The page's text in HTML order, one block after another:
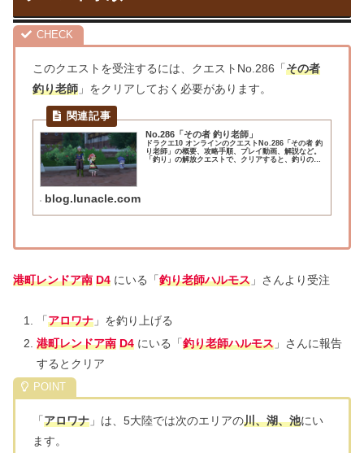
このクエストを受注するには、クエストNo.286「その者
釣り老師 」をクリアしておく必要があります。
No.286「その者 釣り老師」
ドラクエ10 オンラインのクエストNo.286「その者 釣
り老師」の概要、攻略手順、プレイ動画、解説など。
「釣り」の解放クエストで、クリアすると、釣りの仕
blog.lunacle.com
港町レンドア南 D4 にいる「釣り老師ハルモス 」さんより受注
「アロワナ」を釣り上げる
港町レンドア南 D4にいる「釣り老師ハルモス」さんに報告
するとクリア
「アロワナ 」は、5大陸では次のエリアの川、湖、池にい
ます。